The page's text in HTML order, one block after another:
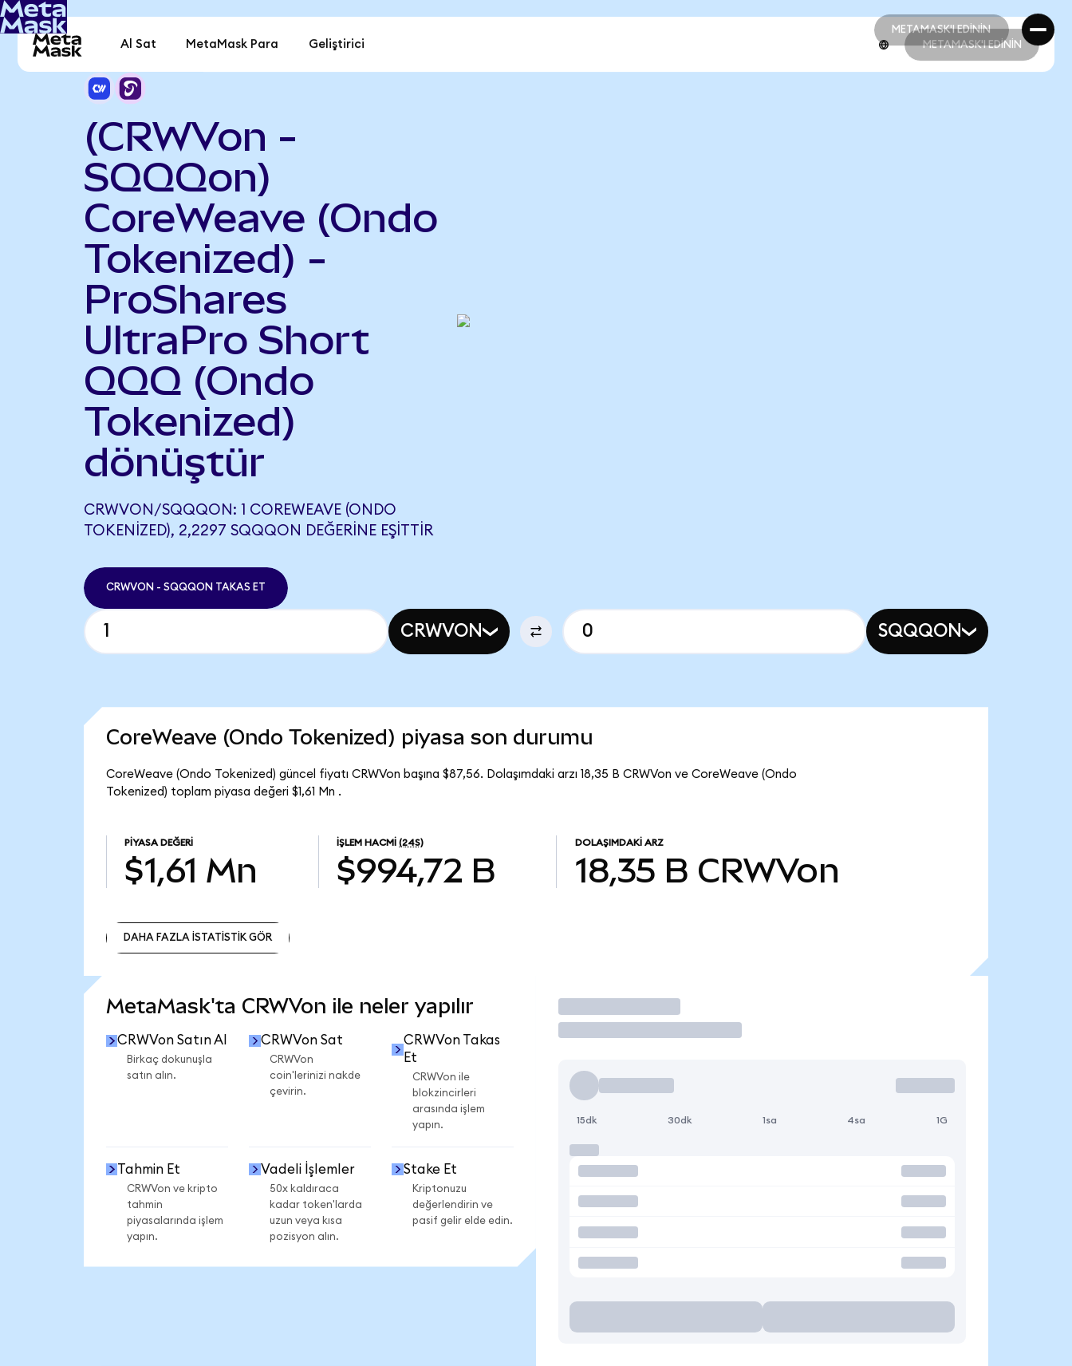
METAMASK'I EDİNİN
METAMASK'I EDİNİN
Al Sat MetaMask Para Geliştirici METAMASK'I EDİNİN
(CRWVon -
SQQQon)
CoreWeave (Ondo
Tokenized) -
ProShares
UltraPro Short
QQQ (Ondo
Tokenized)
dönüştür
CRWVON/SQQQON: 1 COREWEAVE (ONDO
TOKENIZED), 2,2297 SQQQON DEĞERINE EŞITTIR
CRWVON - SQQQON TAKAS ET
CRWVON SQQQON
CoreWeave (Ondo Tokenized) piyasa son durumu
CoreWeave (Ondo Tokenized) güncel fiyatı CRWVon başına $87,56. Dolaşımdaki arzı 18,35 B CRWVon ve CoreWeave (Ondo
Tokenized) toplam piyasa değeri $1,61 Mn .
PIYASA DEĞERI
$1,61 Mn
İŞLEM HACMI (24S)
$994,72 B
DOLAŞIMDAKI ARZ
18,35 B CRWVon
DAHA FAZLA İSTATİSTİK GÖR
MetaMask'ta CRWVon ile neler yapılır
CRWVon Satın Al
Birkaç dokunuşla
satın alın.
CRWVon Sat
CRWVon
coin'lerinizi nakde
çevirin.
CRWVon Takas
Et
CRWVon ile
blokzincirleri
arasında işlem
yapın.
Tahmin Et
CRWVon ve kripto
tahmin
piyasalarında işlem
yapın.
Vadeli İşlemler
50x kaldıraca
kadar token'larda
uzun veya kısa
pozisyon alın.
Stake Et
Kriptonuzu
değerlendirin ve
pasif gelir elde edin.
İşlem Yap
15dk 30dk 1sa 4sa 1G